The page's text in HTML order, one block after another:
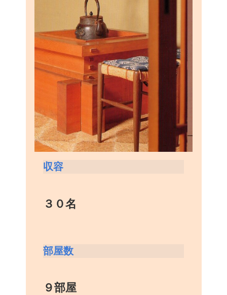
収容
３０名
部屋数
９部屋